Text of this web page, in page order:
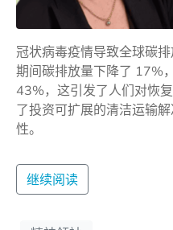
冠状病毒疫情导致全球碳
期间碳排放量下降了 17%
43%，这引发了人们对恢
了投资可扩展的清洁运输
性。
继续阅读